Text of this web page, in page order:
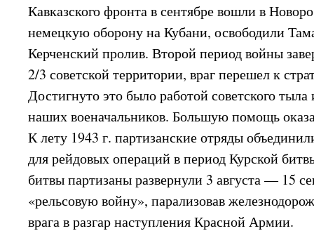
Кавказского фронта в сентябре вошли в
немецкую оборону на Кубани, освободили
Керченский пролив. Второй период войны
2/3 советской территории, враг перешел к
Достигнуто это было работой советского
наших военачальников. Большую помощь
К лету 1943 г. партизанские отряды
для рейдовых операций в период Курской
битвы партизаны развернули 3 августа — 15
«рельсовую войну», парализовав
врага в разгар наступления Красной Армии.